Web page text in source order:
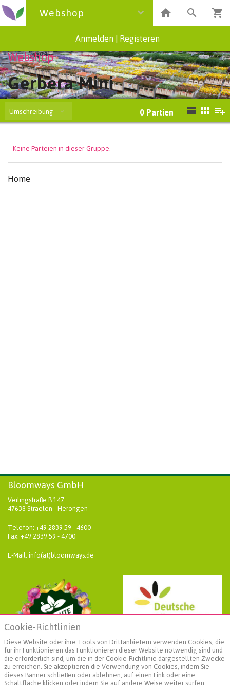
Webshop
Anmelden Registeren
Webshop
Gerbera Mini
Umschreibung 0 Partien
Keine Parteien in dieser Gruppe.
Home
Bloomways GmbH
Veilingstraße B 147
47638 Straelen - Herongen
Telefon: +49 2839 59 - 4600
Fax: +49 2839 59 - 4700
E-Mail: info(at)bloomways.de
Weiterführende Informationen
Cookie-Richtlinien
Diese Website oder ihre Tools von Drittanbietern verwenden Cookies, die
für ihr Funktionieren das Funktionieren dieser Website notwendig sind und
die erforderlich sind, um die in der Cookie-Richtlinie dargestellten Zwecke
zu erreichen. Sie akzeptieren die Verwendung von Cookies, indem Sie
dieses Banner schließen oder ablehnen, auf einen Link oder eine
Schaltfläche klicken oder indem Sie auf andere Weise weiter surfen.